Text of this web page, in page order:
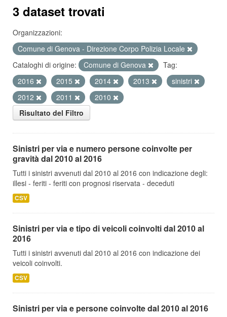
3 dataset trovati
Organizzazioni:
Comune di Genova - Direzione Corpo Polizia Locale
Cataloghi di origine:
Comune di Genova
Tag:
2016
2015 2014 2013
sinistri
2012
2011
2010
Risultato del Filtro
Sinistri per via e numero persone coinvolte per
gravità dal 2010 al 2016
Tutti i sinistri avvenuti dal 2010 al 2016 con indicazione degli:
illesi - feriti - feriti con prognosi riservata - deceduti
CSV
Sinistri per via e tipo di veicoli coinvolti dal 2010 al
2016
Tutti i sinistri avvenuti dal 2010 al 2016 con indicazione dei
veicoli coinvolti.
CSV
Sinistri per via e persone coinvolte dal 2010 al 2016